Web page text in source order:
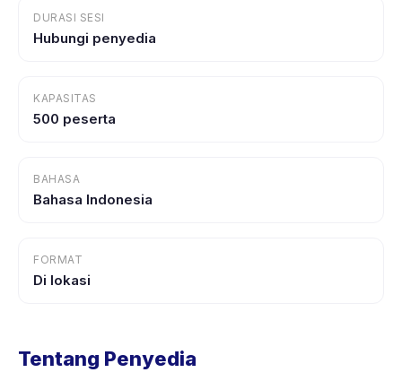
DURASI SESI
Hubungi penyedia
KAPASITAS
500 peserta
BAHASA
Bahasa Indonesia
FORMAT
Di lokasi
Tentang Penyedia